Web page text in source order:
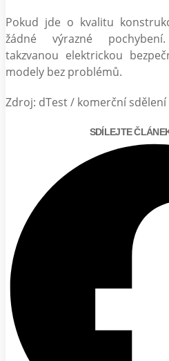
Pokud jde o kvalitu
žádné výrazné
takzvanou elektrickou
modely bez problémů.
Zdroj: dTest / komerční sdělení
SDÍLEJTE